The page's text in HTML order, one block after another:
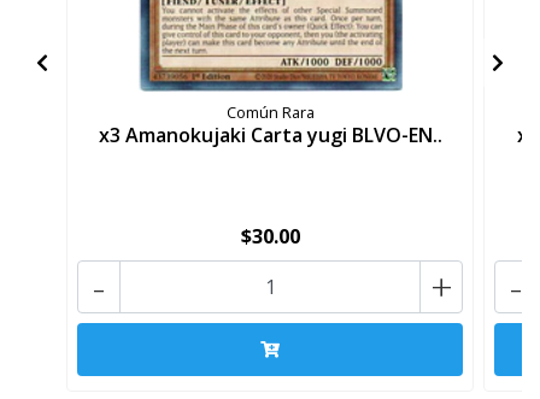
Común Rara
x3 Amanokujaki Carta yugi BLVO-EN..
$30.00
+
- -